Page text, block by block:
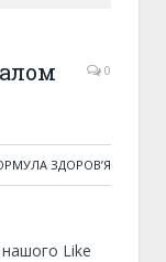
0
ЗДОРОВ’Я
Like